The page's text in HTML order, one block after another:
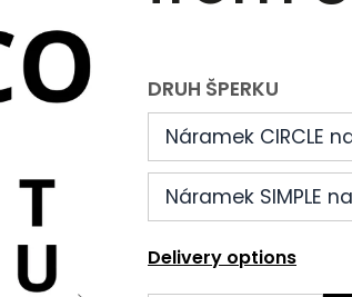
DRUH ŠPERKU
Náramek CIRCLE
Náramek SIMPLE
Delivery options